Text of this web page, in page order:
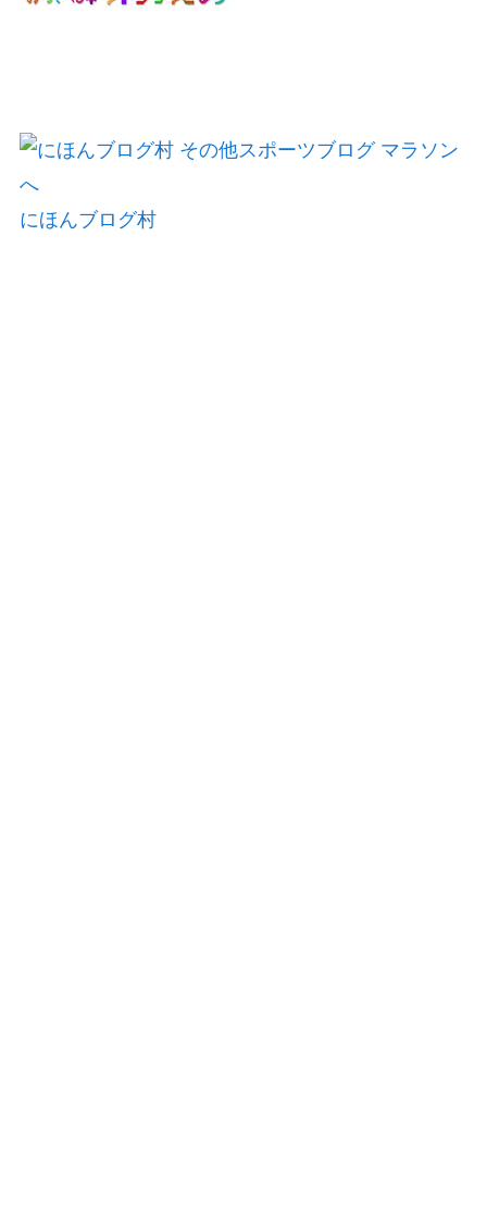
にほんブログ村